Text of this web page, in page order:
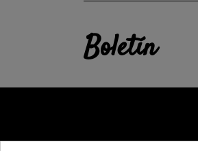
Boletín